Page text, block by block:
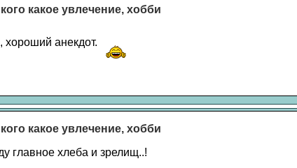
кого какое увлечение, хобби
хороший анекдот.
кого какое увлечение, хобби
главное хлеба и зрелищ..!